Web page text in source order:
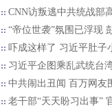
CNN访叛逃中共统战部
“帝位世袭”氛围已浮现
吓成这样了 习近平肚子
习近平企图乘乱武统台
中共闹出丑闻 百万网友
老干部“天天盼习出事”